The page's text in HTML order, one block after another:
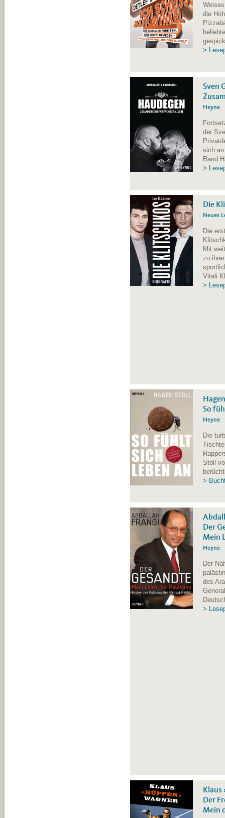
die
>
Sven
Heyne
der
sich an
Band
>
Die
Neues
Die
Mit
zu
Vitali
>
So
Heyne
Die
Stoll
>
Der
Mein
Heyne
Der
des
>
Klaus
Der
Mein